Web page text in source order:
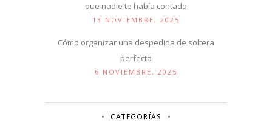
que nadie te había contado
13 NOVIEMBRE, 2025
Cómo organizar una despedida de soltera
perfecta
6 NOVIEMBRE, 2025
CATEGORÍAS